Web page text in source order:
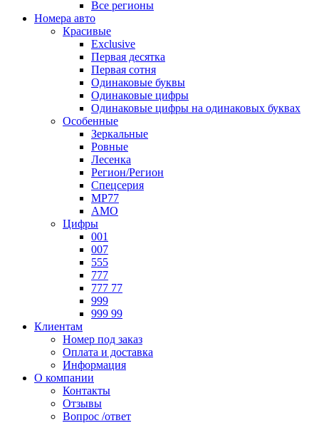
Все регионы
Номера авто
Красивые
Exclusive
Первая десятка
Первая сотня
Одинаковые буквы
Одинаковые цифры
Одинаковые цифры на одинаковых буквах
Особенные
Зеркальные
Ровные
Лесенка
Регион/Регион
Спецсерия
МР77
АМО
Цифры
001
007
555
777
777 77
999
999 99
Клиентам
Номер под заказ
Оплата и доставка
Информация
О компании
Контакты
Отзывы
Вопрос /ответ